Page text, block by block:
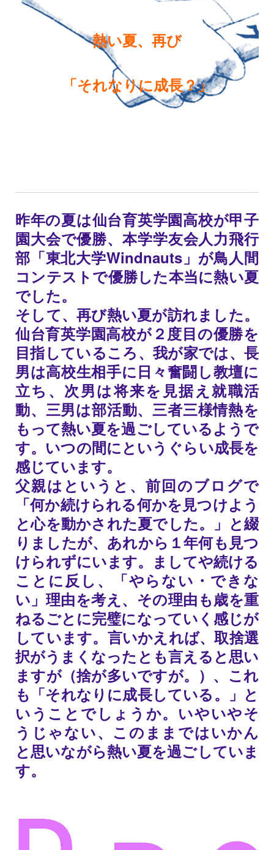
熱い夏、再び
「それなりに成長？」
昨年の夏は仙台育英学園高校が甲子
園大会で優勝、本学学友会人力飛行
部「東北大学Windnauts」が鳥人間
コンテストで優勝した本当に熱い夏
でした。
そして、再び熱い夏が訪れました。
仙台育英学園高校が２度目の優勝を
目指しているころ、我が家では、長
男は高校生相手に日々奮闘し教壇に
立ち、次男は将来を見据え就職活
動、三男は部活動、三者三様情熱を
もって熱い夏を過ごしているようで
す。いつの間にというぐらい成長を
感じています。
父親はというと、前回のブログで
「何か続けられる何かを見つけよう
と心を動かされた夏でした。」と綴
りましたが、あれから１年何も見つ
けられずにいます。ましてや続ける
ことに反し、「やらない・できな
い」理由を考え、その理由も歳を重
ねるごとに完璧になっていく感じが
しています。言いかえれば、取捨選
択がうまくなったとも言えると思い
ますが（捨が多いですが。）、これ
も「それなりに成長している。」と
いうことでしょうか。いやいやそ
うじゃない、このままではいかん
と思いながら熱い夏を過ごしていま
す。